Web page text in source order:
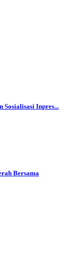
Sosialisasi Inpres...
Bersama